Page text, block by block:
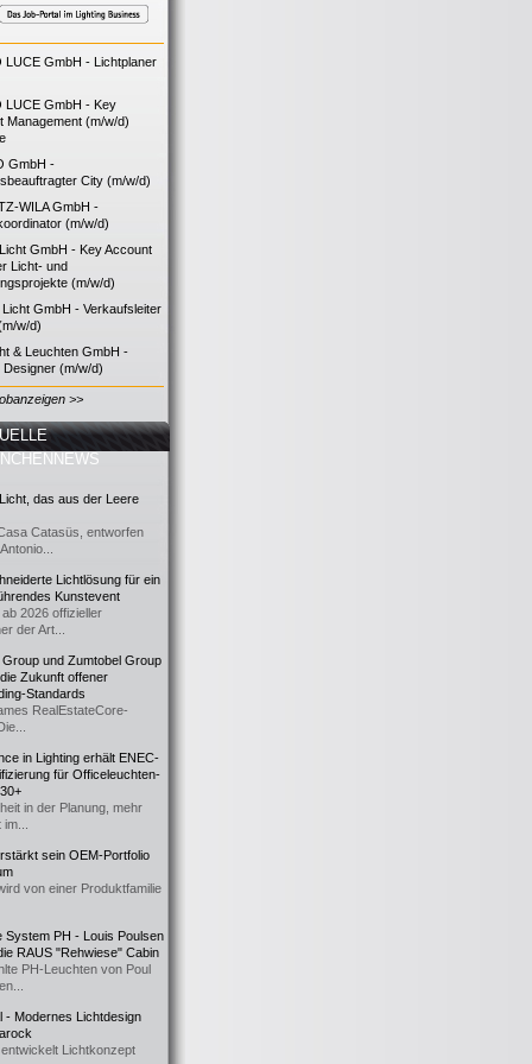
LUCE GmbH - Lichtplaner
LUCE GmbH - Key
Management (m/w/d)
GmbH -
City (m/w/d)
WILA GmbH -
(m/w/d)
GmbH - Key Account
Licht- und
(m/w/d)
GmbH - Verkaufsleiter
w/d)
& Leuchten GmbH -
Designer (m/w/d)
>>
das aus der Leere
Catasüs, entworfen
Lichtlösung für ein
Kunstevent
2026 offizieller
der Art...
und Zumtobel Group
Zukunft offener
Standards
RealEstateCore-
in Lighting erhält ENEC-
für Officeleuchten-
in der Planung, mehr
sein OEM-Portfolio
von einer Produktfamilie
System PH - Louis Poulsen
RAUS "Rehwiese" Cabin
PH-Leuchten von Poul
- Modernes Lichtdesign
Lichtkonzept